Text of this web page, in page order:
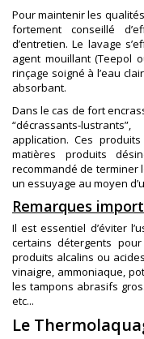
Pour maintenir les
fortement conseillé
d’entretien. Le lavage
agent mouillant (Teepol
rinçage soigné à l’eau
absorbant.
Dans le cas de fort
“décrassants-
application. Ces
matières produits
recommandé de terminer
un essuyage au moyen
Remarques
Il est essentiel d’éviter
certains détergents
produits alcalins ou
vinaigre, ammoniaque,
les tampons abrasifs
etc...
Le